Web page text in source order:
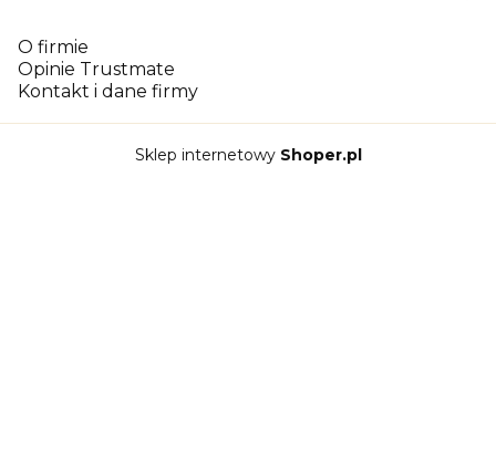
O firmie
Opinie Trustmate
Kontakt i dane firmy
Sklep internetowy Shoper.pl